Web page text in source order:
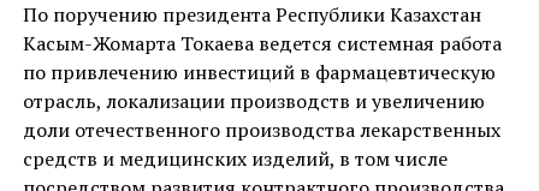
По поручению президента Республики Казахстан
Касым-Жомарта Токаева ведется системная работа
по привлечению инвестиций в фармацевтическую
отрасль, локализации производств и увеличению
доли отечественного производства лекарственных
средств и медицинских изделий, в том числе